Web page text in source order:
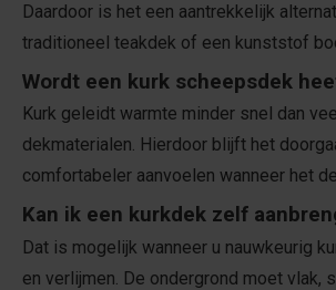
Daardoor is het een aantrekkelijk
traditioneel teakdek of een kunststof
Wordt een kurk scheepsdek
Kurk geleidt warmte minder snel dan
dekmaterialen. Hierdoor blijft het
comfortabeler aanvoelen wanneer het
Kan ik een kurkdek zelf
Dat is mogelijk wanneer u nauwkeurig
en verlijmen. De ondergrond moet vlak,